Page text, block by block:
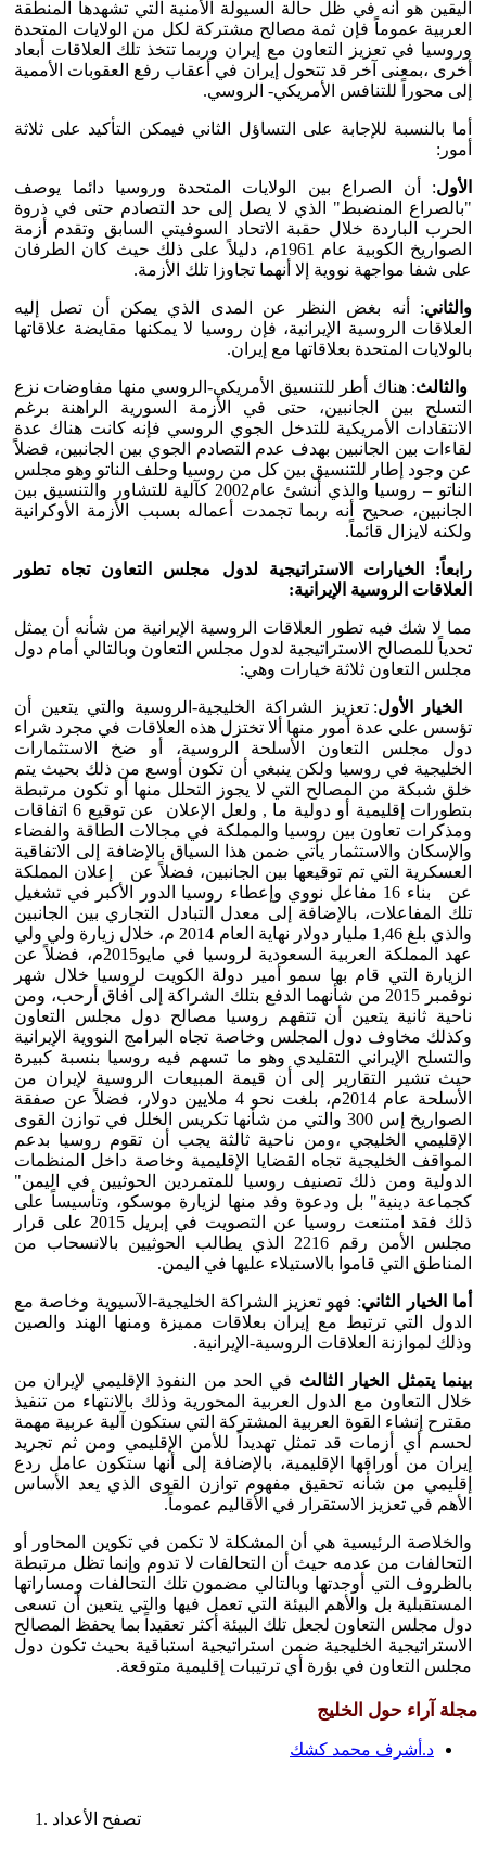
اليقين هو أنه في ظل حالة السيولة الأمنية التي تشهدها المنطقة
العربية عموماً فإن ثمة مصالح مشتركة لكل من الولايات المتحدة
وروسيا في تعزيز التعاون مع إيران وربما تتخذ تلك العلاقات أبعاد
أخرى ،بمعنى آخر قد تتحول إيران في أعقاب رفع العقوبات الأممية
إلى محوراً للتنافس الأمريكي- الروسي.
أما بالنسبة للإجابة على التساؤل الثاني فيمكن التأكيد على ثلاثة
أمور:
الأول: أن الصراع بين الولايات المتحدة وروسيا دائما يوصف
"بالصراع المنضبط" الذي لا يصل إلى حد التصادم حتى في ذروة
الحرب الباردة خلال حقبة الاتحاد السوفيتي السابق وتقدم أزمة
الصواريخ الكوبية عام 1961م، دليلاً على ذلك حيث كان الطرفان
على شفا مواجهة نووية إلا أنهما تجاوزا تلك الأزمة.
والثاني: أنه بغض النظر عن المدى الذي يمكن أن تصل إليه
العلاقات الروسية الإيرانية، فإن روسيا لا يمكنها مقايضة علاقاتها
بالولايات المتحدة بعلاقاتها مع إيران.
والثالث: هناك أطر للتنسيق الأمريكي-الروسي منها مفاوضات نزع
التسلح بين الجانبين، حتى في الأزمة السورية الراهنة برغم
الانتقادات الأمريكية للتدخل الجوي الروسي فإنه كانت هناك عدة
لقاءات بين الجانبين بهدف عدم التصادم الجوي بين الجانبين، فضلاً
عن وجود إطار للتنسيق بين كل من روسيا وحلف الناتو وهو مجلس
الناتو – روسيا والذي أنشئ عام2002 كآلية للتشاور والتنسيق بين
الجانبين، صحيح أنه ربما تجمدت أعماله بسبب الأزمة الأوكرانية
ولكنه لايزال قائماً.
رابعاً: الخيارات الاستراتيجية لدول مجلس التعاون تجاه تطور
العلاقات الروسية الإيرانية:
مما لا شك فيه تطور العلاقات الروسية الإيرانية من شأنه أن يمثل
تحدياً للمصالح الاستراتيجية لدول مجلس التعاون وبالتالي أمام دول
مجلس التعاون ثلاثة خيارات وهي:
الخيار الأول: تعزيز الشراكة الخليجية-الروسية والتي يتعين أن
تؤسس على عدة أمور منها ألا تختزل هذه العلاقات في مجرد شراء
دول مجلس التعاون الأسلحة الروسية، أو ضخ الاستثمارات
الخليجية في روسيا ولكن ينبغي أن تكون أوسع من ذلك بحيث يتم
خلق شبكة من المصالح التي لا يجوز التحلل منها أو تكون مرتبطة
بتطورات إقليمية أو دولية ما , ولعل الإعلان عن توقيع 6 اتفاقات
ومذكرات تعاون بين روسيا والمملكة في مجالات الطاقة والفضاء
والإسكان والاستثمار يأتي ضمن هذا السياق بالإضافة إلى الاتفاقية
العسكرية التي تم توقيعها بين الجانبين، فضلاً عن إعلان المملكة
عن بناء 16 مفاعل نووي وإعطاء روسيا الدور الأكبر في تشغيل
تلك المفاعلات، بالإضافة إلى معدل التبادل التجاري بين الجانبين
والذي بلغ 1,46 مليار دولار نهاية العام 2014 م، خلال زيارة ولي ولي
عهد المملكة العربية السعودية لروسيا في مايو2015م، فضلاً عن
الزيارة التي قام بها سمو أمير دولة الكويت لروسيا خلال شهر
نوفمبر 2015 من شأنهما الدفع بتلك الشراكة إلى آفاق أرحب، ومن
ناحية ثانية يتعين أن تتفهم روسيا مصالح دول مجلس التعاون
وكذلك مخاوف دول المجلس وخاصة تجاه البرامج النووية الإيرانية
والتسلح الإيراني التقليدي وهو ما تسهم فيه روسيا بنسبة كبيرة
حيث تشير التقارير إلى أن قيمة المبيعات الروسية لإيران من
الأسلحة عام 2014م، بلغت نحو 4 ملايين دولار، فضلاً عن صفقة
الصواريخ إس 300 والتي من شأنها تكريس الخلل في توازن القوى
الإقليمي الخليجي ،ومن ناحية ثالثة يجب أن تقوم روسيا بدعم
المواقف الخليجية تجاه القضايا الإقليمية وخاصة داخل المنظمات
الدولية ومن ذلك تصنيف روسيا للمتمردين الحوثيين في اليمن"
كجماعة دينية" بل ودعوة وفد منها لزيارة موسكو، وتأسيساً على
ذلك فقد امتنعت روسيا عن التصويت في إبريل 2015 على قرار
مجلس الأمن رقم 2216 الذي يطالب الحوثيين بالانسحاب من
المناطق التي قاموا بالاستيلاء عليها في اليمن.
أما الخيار الثاني: فهو تعزيز الشراكة الخليجية-الآسيوية وخاصة مع
الدول التي ترتبط مع إيران بعلاقات مميزة ومنها الهند والصين
وذلك لموازنة العلاقات الروسية-الإيرانية.
بينما يتمثل الخيار الثالث في الحد من النفوذ الإقليمي لإيران من
خلال التعاون مع الدول العربية المحورية وذلك بالانتهاء من تنفيذ
مقترح إنشاء القوة العربية المشتركة التي ستكون آلية عربية مهمة
لحسم أي أزمات قد تمثل تهديداً للأمن الإقليمي ومن ثم تجريد
إيران من أوراقها الإقليمية، بالإضافة إلى أنها ستكون عامل ردع
إقليمي من شأنه تحقيق مفهوم توازن القوى الذي يعد الأساس
الأهم في تعزيز الاستقرار في الأقاليم عموماً.
والخلاصة الرئيسية هي أن المشكلة لا تكمن في تكوين المحاور أو
التحالفات من عدمه حيث أن التحالفات لا تدوم وإنما تظل مرتبطة
بالظروف التي أوجدتها وبالتالي مضمون تلك التحالفات ومساراتها
المستقبلية بل والأهم البيئة التي تعمل فيها والتي يتعين أن تسعى
دول مجلس التعاون لجعل تلك البيئة أكثر تعقيداً بما يحفظ المصالح
الاستراتيجية الخليجية ضمن استراتيجية استباقية بحيث تكون دول
مجلس التعاون في بؤرة أي ترتيبات إقليمية متوقعة.
مجلة آراء حول الخليج
د.أشرف محمد كشك
تصفح الأعداد